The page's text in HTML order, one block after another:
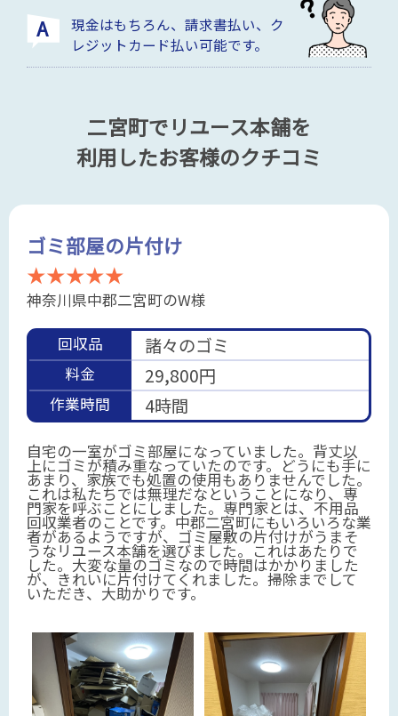
現金はもちろん、請求書払い、ク
レジットカード払い可能です。
二宮町でリユース本舗を
利用したお客様のクチコミ
ゴミ部屋の片付け
★★★★★
神奈川県中郡二宮町のW様
回収品 諸々のゴミ
料金 29,800円
作業時間 4時間
自宅の一室がゴミ部屋になっていました。背丈以
上にゴミが積み重なっていたのです。どうにも手に
あまり、家族でも処置の使用もありませんでした。
これは私たちでは無理だなということになり、専
門家を呼ぶことにしました。専門家とは、不用品
回収業者のことです。中郡二宮町にもいろいろな業
者があるようですが、ゴミ屋敷の片付けがうまそ
うなリユース本舗を選びました。これはあたりで
した。大変な量のゴミなので時間はかかりました
が、きれいに片付けてくれました。掃除までして
いただき、大助かりです。